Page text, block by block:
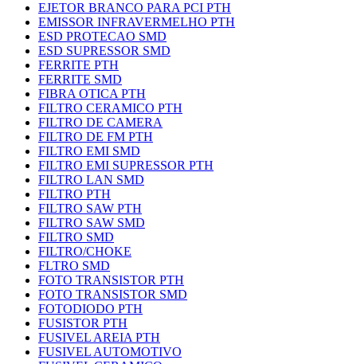
EJETOR BRANCO PARA PCI PTH
EMISSOR INFRAVERMELHO PTH
ESD PROTECAO SMD
ESD SUPRESSOR SMD
FERRITE PTH
FERRITE SMD
FIBRA OTICA PTH
FILTRO CERAMICO PTH
FILTRO DE CAMERA
FILTRO DE FM PTH
FILTRO EMI SMD
FILTRO EMI SUPRESSOR PTH
FILTRO LAN SMD
FILTRO PTH
FILTRO SAW PTH
FILTRO SAW SMD
FILTRO SMD
FILTRO/CHOKE
FLTRO SMD
FOTO TRANSISTOR PTH
FOTO TRANSISTOR SMD
FOTODIODO PTH
FUSISTOR PTH
FUSIVEL AREIA PTH
FUSIVEL AUTOMOTIVO